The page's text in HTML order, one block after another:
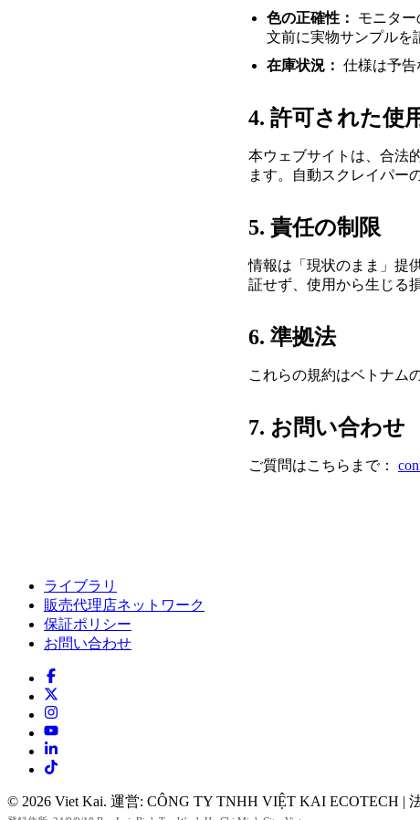
色の正確性：
モニタ
文前に実物サンプルを
在庫状況： 仕様は予告
4. 許可された使
本ウェブサイトは、合法
ます。自動スクレイパー
5. 責任の制限
情報は「現状のまま」提
証せず、使用から生じる
6. 準拠法
これらの規約はベトナム
7. お問い合わせ
ご質問はこちらまで：
ライブラリ
販売代理店ネットワーク
保証ポリシー
お問い合わせ
© 2026 Viet Kai. 運営: CÔNG TY TNHH VIỆT KAI ECOTECH |